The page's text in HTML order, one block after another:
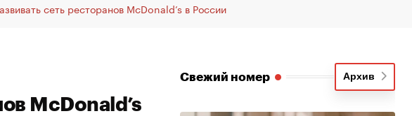
сеть ресторанов McDonald’s в России
McDonald’s
Свежий номер Архив